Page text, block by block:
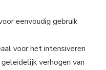
eenvoudig gebruik
voor het intensiveren
verhogen van